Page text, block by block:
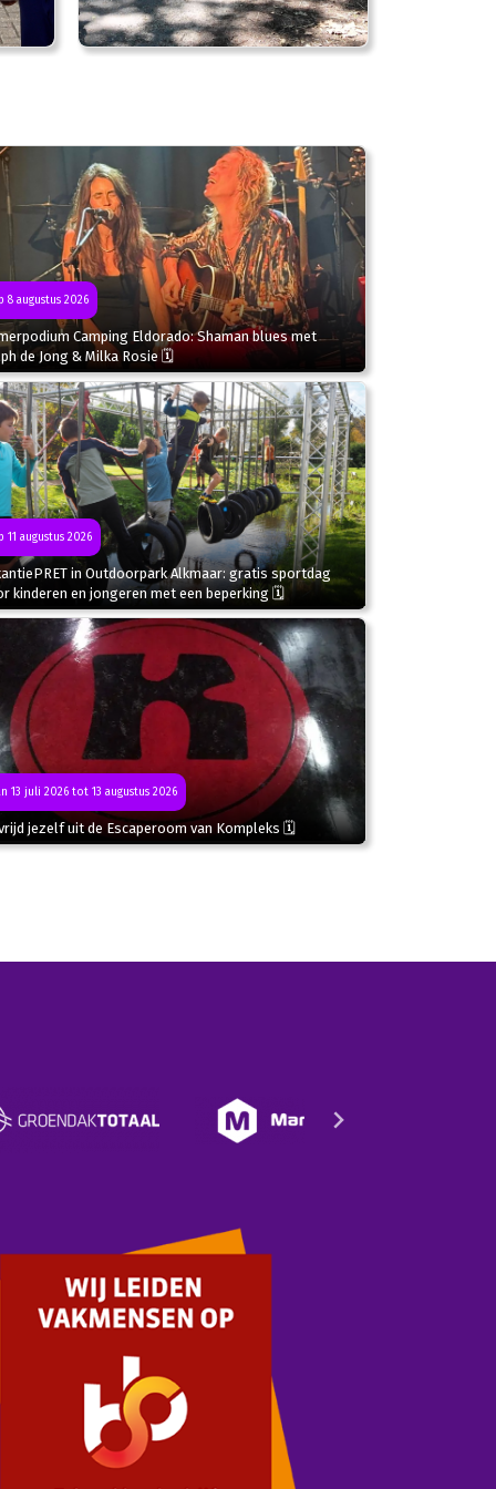
8 augustus 2026
Camping Eldorado: Shaman blues met
de Jong & Milka Rosie 🗓
11 augustus 2026
in Outdoorpark Alkmaar: gratis sportdag
kinderen en jongeren met een beperking 🗓
13 juli 2026 tot 13 augustus 2026
jezelf uit de Escaperoom van Kompleks 🗓